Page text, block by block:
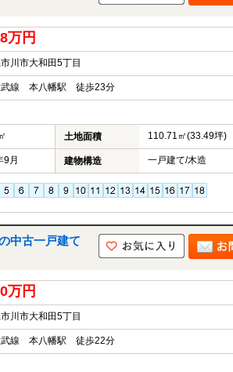
万円
川市大和田5丁目
武線 本八幡駅 徒歩23分
土地面積 110.71㎡(33.49坪)
9月 建物構造 一戸建て/木造
中古一戸建て
万円
川市大和田5丁目
武線 本八幡駅 徒歩22分